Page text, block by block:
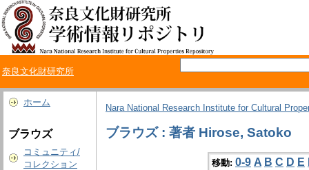
奈良文化財研究所
ホーム
ブラウズ
コミュニティ/
コレクション
Nara National Research Institute for Cultural
ブラウズ : 著者 Hirose, Satoko
移動: 0-9 A B C D E